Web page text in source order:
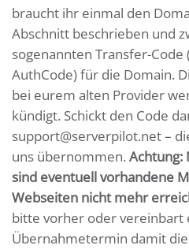
braucht ihr einmal den
Abschnitt beschrieben und
sogenannten Transfer-Code
AuthCode) für die Domain.
bei eurem alten Provider
kündigt. Schickt den Code
support@serverpilot.net –
uns übernommen. Achtung:
sind eventuell vorhandene
Webseiten nicht mehr
bitte vorher oder vereinbart
Übernahmetermin damit